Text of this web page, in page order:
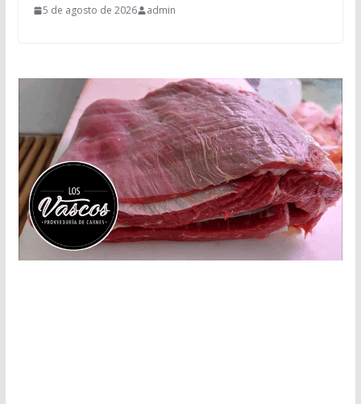
5 de agosto de 2026 admin